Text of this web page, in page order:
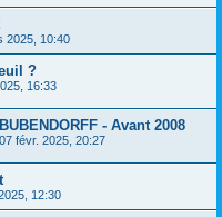
2025, 10:40
?
16:33
- Avant 2008
07 févr. 2025, 20:27
12:30